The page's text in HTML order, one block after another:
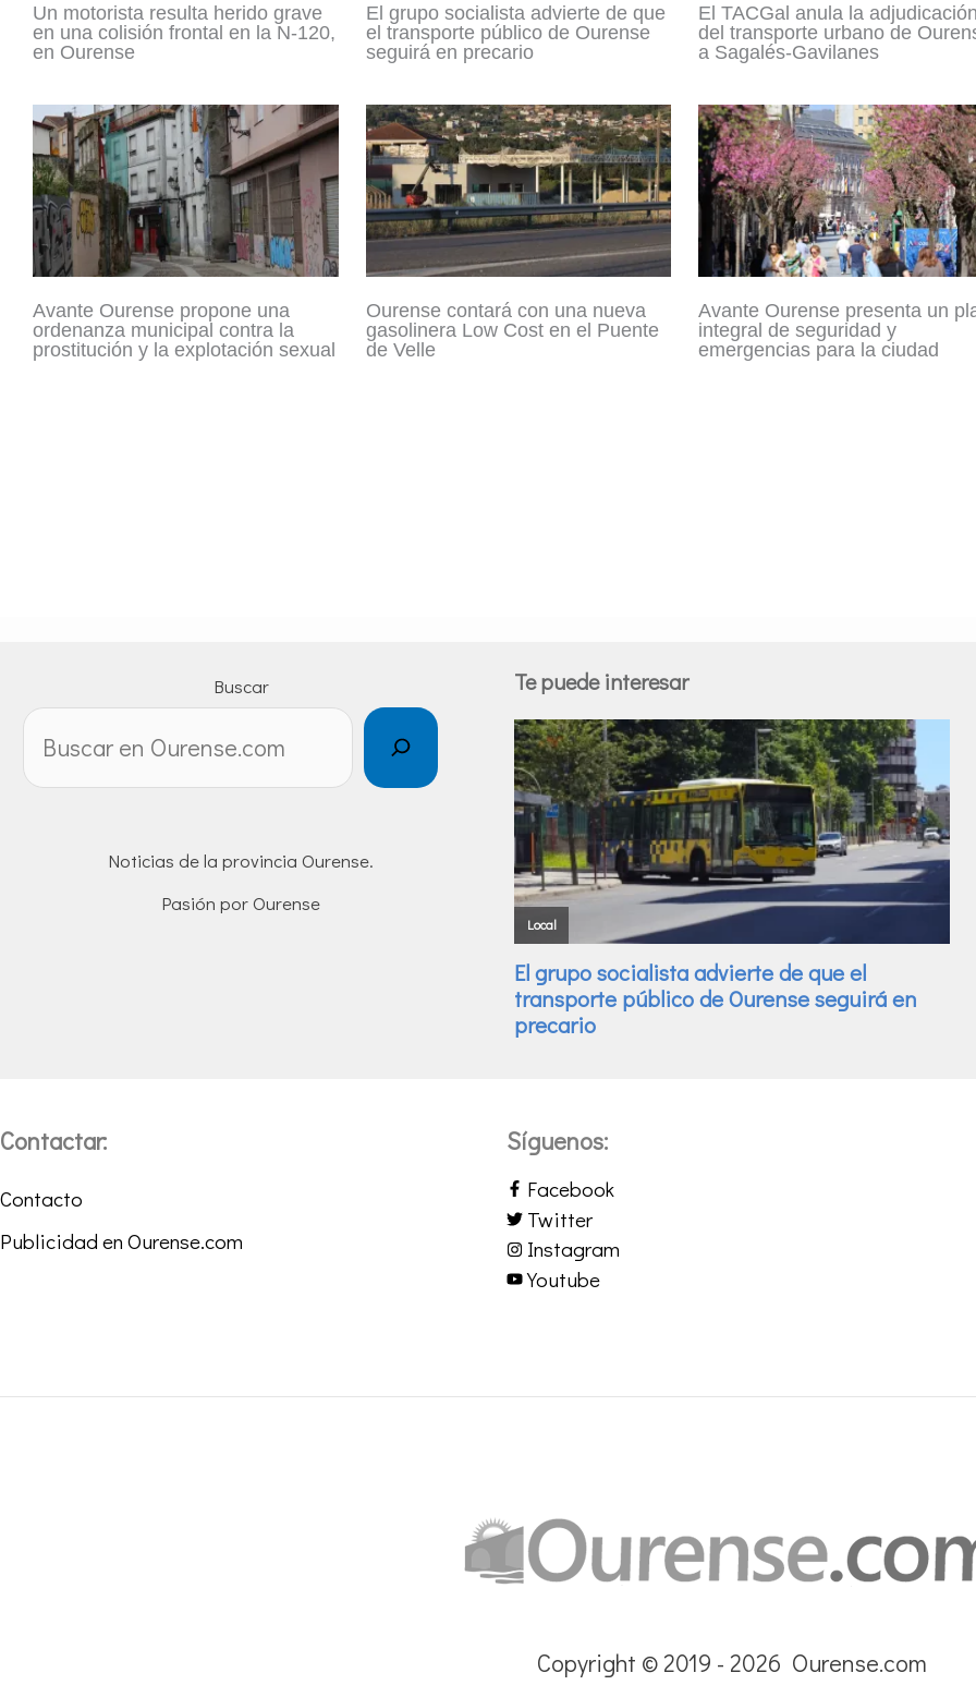
Un motorista resulta herido grave
en una colisión frontal en la N-120,
en Ourense
El grupo socialista advierte de que
el transporte público de Ourense
seguirá en precario
El TACGal anula la
del transporte urbano de
a Sagalés-Gavilanes
Avante Ourense propone una
ordenanza municipal contra la
prostitución y la explotación sexual
Ourense contará con una nueva
gasolinera Low Cost en el Puente
de Velle
Avante Ourense presenta un
integral de seguridad y
emergencias para la ciudad
Buscar
Noticias de la provincia Ourense.
Pasión por Ourense
Te puede interesar
Contactar:
Contacto
Publicidad en Ourense.com
Síguenos:
Facebook
Twitter
Instagram
Youtube
Copyright © 2019 - 2026 Ourense.com